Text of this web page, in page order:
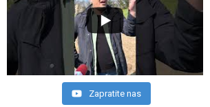
Zapratite nas